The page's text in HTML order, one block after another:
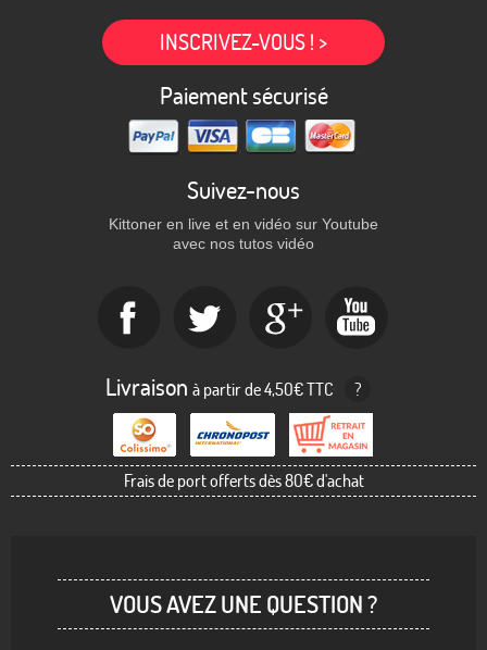
INSCRIVEZ-VOUS ! >
Paiement sécurisé
Suivez-nous
Kittoner en live et en vidéo sur Youtube
avec nos tutos vidéo
Livraison à partir de 4,50€ TTC ?
Frais de port offerts dès 80€ d'achat
VOUS AVEZ UNE QUESTION ?